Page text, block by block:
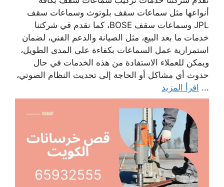
أنواعها مثل سماعات سقف بلوتوث وسماعات سقف
JPL وسماعات سقف BOSE، كما نقدم في شركتنا
خدمات ما بعد البيع، مثل الصيانة والدعم الفني، لضمان
استمرارية عمل السماعات بكفاءة على المدى الطويل،
ويمكن للعملاء الاستفادة من هذه الخدمات في حال
حدوث أي مشاكل أو الحاجة إلى تحديث النظام الصوتي،
... اقرأ المزيد